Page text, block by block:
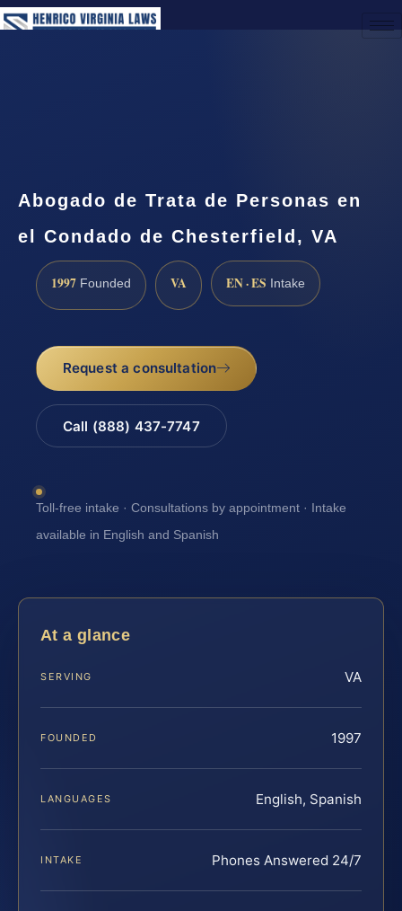
Abogado de Trata de Personas en
el Condado de Chesterfield, VA
1997 Founded VA EN · ES Intake
Request a consultation
Call (888) 437-7747
Toll-free intake · Consultations by appointment · Intake
available in English and Spanish
At a glance
SERVING VA
FOUNDED 1997
LANGUAGES English, Spanish
INTAKE Phones Answered 24/7